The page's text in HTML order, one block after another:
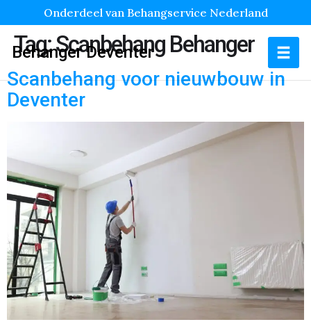
Onderdeel van Behangservice Nederland
Behanger Deventer
Tag:Scanbehang Behanger
Scanbehang voor nieuwbouw in
Deventer